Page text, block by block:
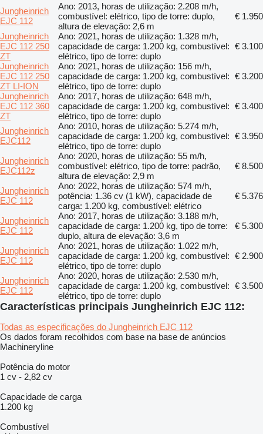
Jungheinrich
EJC 112
Ano: 2013, horas de utilização: 2.208 m/h,
combustível: elétrico, tipo de torre: duplo,
altura de elevação: 2,6 m
€ 1.950
Jungheinrich
EJC 112 250
ZT
Ano: 2021, horas de utilização: 1.328 m/h,
capacidade de carga: 1.200 kg, combustível:
elétrico, tipo de torre: duplo
€ 3.100
Jungheinrich
EJC 112 250
ZT LI-ION
Ano: 2021, horas de utilização: 156 m/h,
capacidade de carga: 1.200 kg, combustível:
elétrico, tipo de torre: duplo
€ 3.200
Jungheinrich
EJC 112 360
ZT
Ano: 2017, horas de utilização: 648 m/h,
capacidade de carga: 1.200 kg, combustível:
elétrico, tipo de torre: duplo
€ 3.400
Jungheinrich
EJC112
Ano: 2010, horas de utilização: 5.274 m/h,
capacidade de carga: 1.200 kg, combustível:
elétrico, tipo de torre: duplo
€ 3.950
Jungheinrich
EJC112z
Ano: 2020, horas de utilização: 55 m/h,
combustível: elétrico, tipo de torre: padrão,
altura de elevação: 2,9 m
€ 8.500
Jungheinrich
EJC 112
Ano: 2022, horas de utilização: 574 m/h,
potência: 1.36 cv (1 kW), capacidade de
carga: 1.200 kg, combustível: elétrico
€ 5.376
Jungheinrich
EJC 112
Ano: 2017, horas de utilização: 3.188 m/h,
capacidade de carga: 1.200 kg, tipo de torre:
duplo, altura de elevação: 3,6 m
€ 5.300
Jungheinrich
EJC 112
Ano: 2021, horas de utilização: 1.022 m/h,
capacidade de carga: 1.200 kg, combustível:
elétrico, tipo de torre: duplo
€ 2.900
Jungheinrich
EJC 112
Ano: 2020, horas de utilização: 2.530 m/h,
capacidade de carga: 1.200 kg, combustível:
elétrico, tipo de torre: duplo
€ 3.500
Características principais Jungheinrich EJC 112:
Todas as especificações do Jungheinrich EJC 112
Os dados foram recolhidos com base na base de anúncios
Machineryline
Potência do motor
1 cv - 2,82 cv
Capacidade de carga
1.200 kg
Combustível